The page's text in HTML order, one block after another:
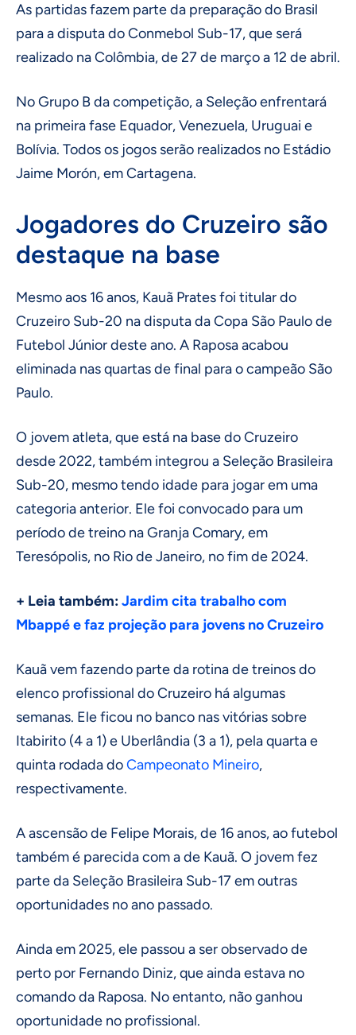
As partidas fazem parte da preparação do Brasil
para a disputa do Conmebol Sub-17, que será
realizado na Colômbia, de 27 de março a 12 de abril.
No Grupo B da competição, a Seleção enfrentará
na primeira fase Equador, Venezuela, Uruguai e
Bolívia. Todos os jogos serão realizados no Estádio
Jaime Morón, em Cartagena.
Jogadores do Cruzeiro são
destaque na base
Mesmo aos 16 anos, Kauã Prates foi titular do
Cruzeiro Sub-20 na disputa da Copa São Paulo de
Futebol Júnior deste ano. A Raposa acabou
eliminada nas quartas de final para o campeão São
Paulo.
O jovem atleta, que está na base do Cruzeiro
desde 2022, também integrou a Seleção Brasileira
Sub-20, mesmo tendo idade para jogar em uma
categoria anterior. Ele foi convocado para um
período de treino na Granja Comary, em
Teresópolis, no Rio de Janeiro, no fim de 2024.
+ Leia também:Jardim cita trabalho com
Mbappé e faz projeção para jovens no Cruzeiro
Kauã vem fazendo parte da rotina de treinos do
elenco profissional do Cruzeiro há algumas
semanas. Ele ficou no banco nas vitórias sobre
Itabirito (4 a 1) e Uberlândia (3 a 1), pela quarta e
quinta rodada doCampeonato Mineiro,
respectivamente.
A ascensão de Felipe Morais, de 16 anos, ao futebol
também é parecida com a de Kauã. O jovem fez
parte da Seleção Brasileira Sub-17 em outras
oportunidades no ano passado.
Ainda em 2025, ele passou a ser observado de
perto por Fernando Diniz, que ainda estava no
comando da Raposa. No entanto, não ganhou
oportunidade no profissional.